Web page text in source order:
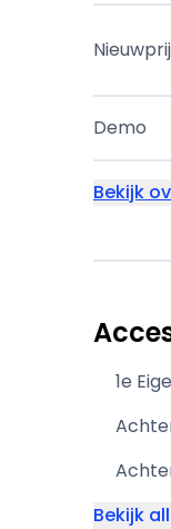
Demo
Bekijk
1e
Bekijk